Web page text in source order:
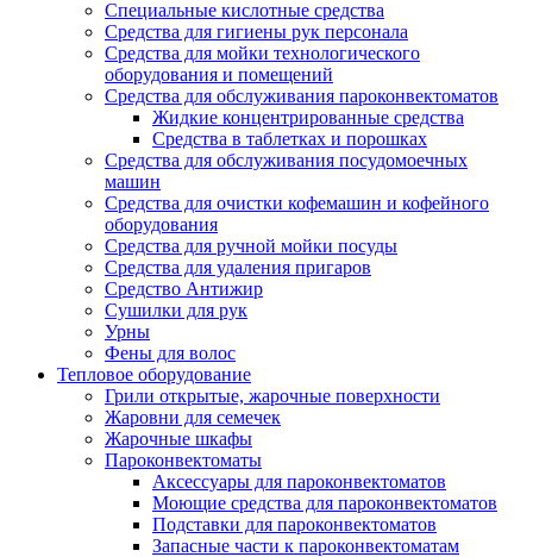
Специальные кислотные средства
Средства для гигиены рук персонала
Средства для мойки технологического
оборудования и помещений
Средства для обслуживания пароконвектоматов
Жидкие концентрированные средства
Средства в таблетках и порошках
Средства для обслуживания посудомоечных
машин
Средства для очистки кофемашин и кофейного
оборудования
Средства для ручной мойки посуды
Средства для удаления пригаров
Средство Антижир
Сушилки для рук
Урны
Фены для волос
Тепловое оборудование
Грили открытые, жарочные поверхности
Жаровни для семечек
Жарочные шкафы
Пароконвектоматы
Аксессуары для пароконвектоматов
Моющие средства для пароконвектоматов
Подставки для пароконвектоматов
Запасные части к пароконвектоматам